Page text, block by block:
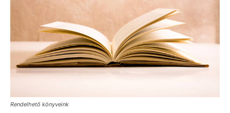
Rendelhető könyveink